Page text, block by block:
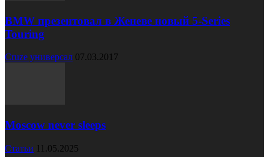
BMW презентовал в Женеве новый 5-Series
Touring
Cruze универсал 07.03.2017
Moscow never sleeps
Статьи 11.05.2025